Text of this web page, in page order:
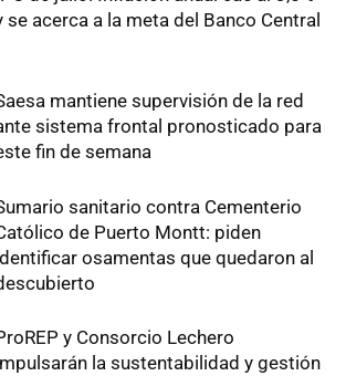
se acerca a la meta del Banco Central
mantiene supervisión de la red
sistema frontal pronosticado para
fin de semana
sanitario contra Cementerio
de Puerto Montt: piden
osamentas que quedaron al
y Consorcio Lechero
la sustentabilidad y gestión